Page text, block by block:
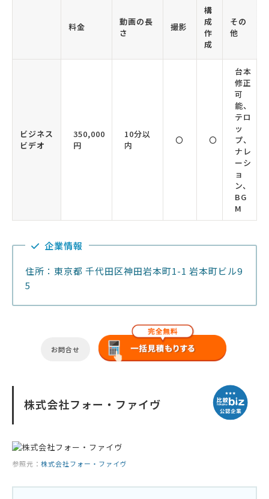
料金
動画の長
さ
撮影
構
成
作
成
その
他
ビジネス
ビデオ
350,000
円
10分以
内
〇 〇
台本
修正
可
能、
テロ
ッ
プ、
ナレ
ーシ
ョ
ン、
BG
M
企業情報
住所：東京都 千代田区神田岩本町1-1 岩本町ビル9
5
お問合せ
株式会社フォー・ファイヴ
参照元： 株式会社フォー・ファイヴ